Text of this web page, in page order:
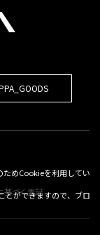
基づく表記
ためCookieを利用してい
とができますので、ブロ